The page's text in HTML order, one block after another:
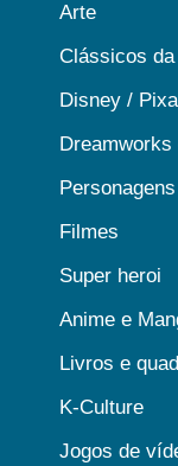
Arte
Clássicos
Disney /
Filmes
Super heroi
Anime e
Livros e
K-Culture
Jogos de